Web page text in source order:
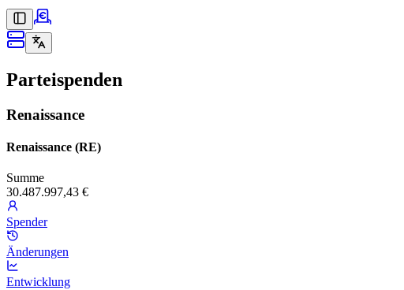
Parteispenden
Renaissance
Renaissance (RE)
Summe
30.487.997,43 €
Spender
Änderungen
Entwicklung